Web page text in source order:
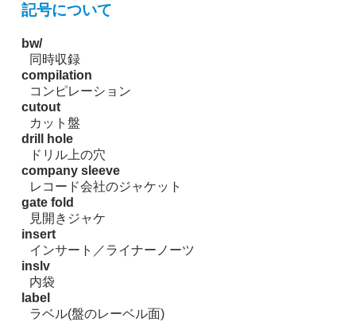
記号について
bw/
同時収録
compilation
コンピレーション
cutout
カット盤
drill hole
ドリル上の穴
company sleeve
レコード会社のジャケット
gate fold
見開きジャケ
insert
インサート／ライナーノーツ
inslv
内袋
label
ラベル(盤のレーベル面)